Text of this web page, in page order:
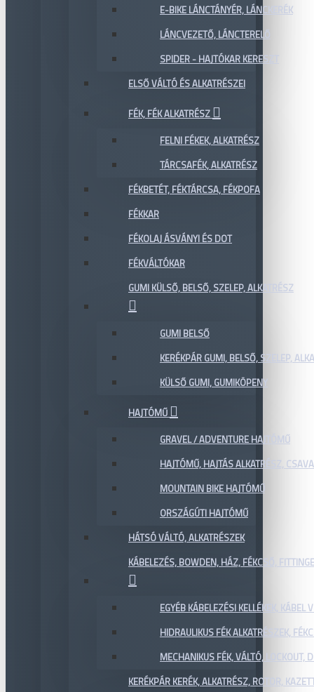
E-BIKE LÁNCTÁNYÉR, LÁNCKERÉK
LÁNCVEZETŐ, LÁNCTERELŐ
SPIDER - HAJTÓKAR KERESZT
ELSŐ VÁLTÓ ÉS ALKATRÉSZEI
FÉK, FÉK ALKATRÉSZ
FELNI FÉKEK, ALKATRÉSZ
TÁRCSAFÉK, ALKATRÉSZ
FÉKBETÉT, FÉKTÁRCSA, FÉKPOFA
FÉKKAR
FÉKOLAJ ÁSVÁNYI ÉS DOT
FÉKVÁLTÓKAR
GUMI KÜLSŐ, BELSŐ, SZELEP, ALKATRÉSZ
GUMI BELSŐ
KERÉKPÁR GUMI, BELSŐ, SZELEP,
KÜLSŐ GUMI, GUMIKÖPENY
HAJTÓMŰ
GRAVEL / ADVENTURE HAJTÓMŰ
HAJTÓMŰ, HAJTÁS ALKATRÉSZ,
MOUNTAIN BIKE HAJTÓMŰ
ORSZÁGÚTI HAJTÓMŰ
HÁTSÓ VÁLTÓ, ALKATRÉSZEK
KÁBELEZÉS, BOWDEN, HÁZ, FÉKCSŐ,
EGYÉB KÁBELEZÉSI KELLÉKEK,
HIDRAULIKUS FÉK ALKATRÉSZEK,
MECHANIKUS FÉK, VÁLTÓ, LOCKOUT,
KERÉKPÁR KERÉK, ALKATRÉSZ, ROTOR,